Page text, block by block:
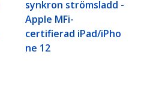
synkron strömsladd -
Apple MFi-
certifierad iPad/iPho
ne 12